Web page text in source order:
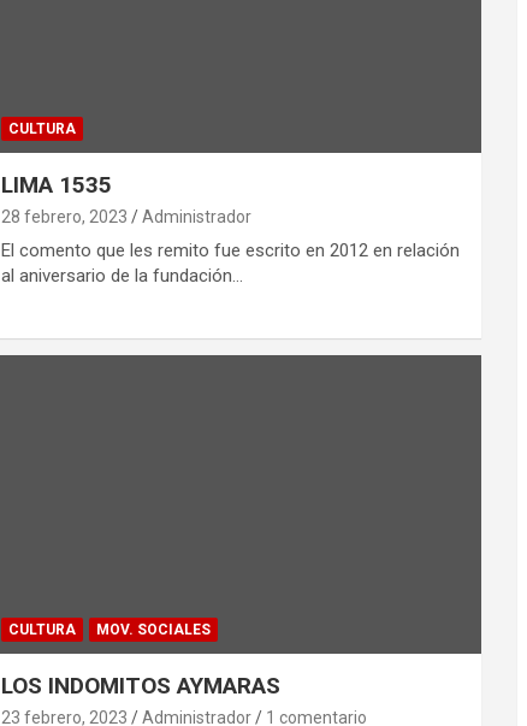
CULTURA
LIMA 1535
28 febrero, 2023 Administrador
El comento que les remito fue escrito en 2012 en relación
al aniversario de la fundación…
CULTURA MOV. SOCIALES
LOS INDOMITOS AYMARAS
23 febrero, 2023 Administrador 1 comentario